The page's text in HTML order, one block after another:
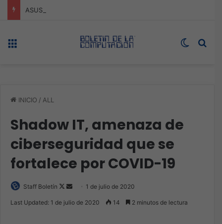
Switch
INICIO / ALL
Shadow IT, amenaza de
ciberseguridad que se
fortalece por COVID-19
Staff Boletín
Follow
Send 1 de julio de 2020
Last Updated: 1 de julio de 2020 14 2 minutos de lectura